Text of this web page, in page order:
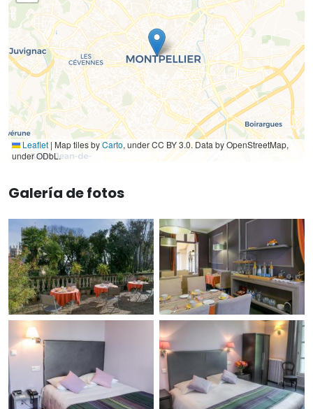
Leaflet | Map tiles byCarto, under CC BY 3.0. Data by OpenStreetMap,
under ODbL.
Galería de fotos